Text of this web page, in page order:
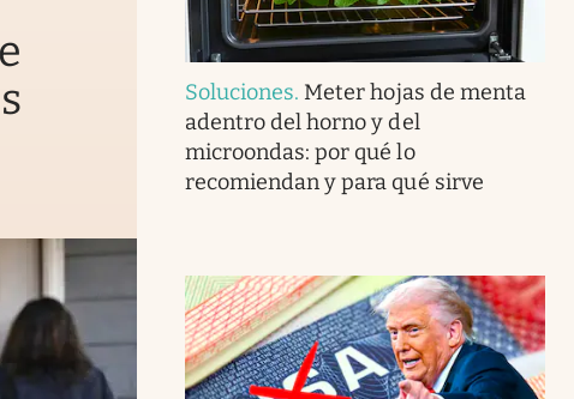
Soluciones. Meter hojas de menta
adentro del horno y del
microondas: por qué lo
recomiendan y para qué sirve